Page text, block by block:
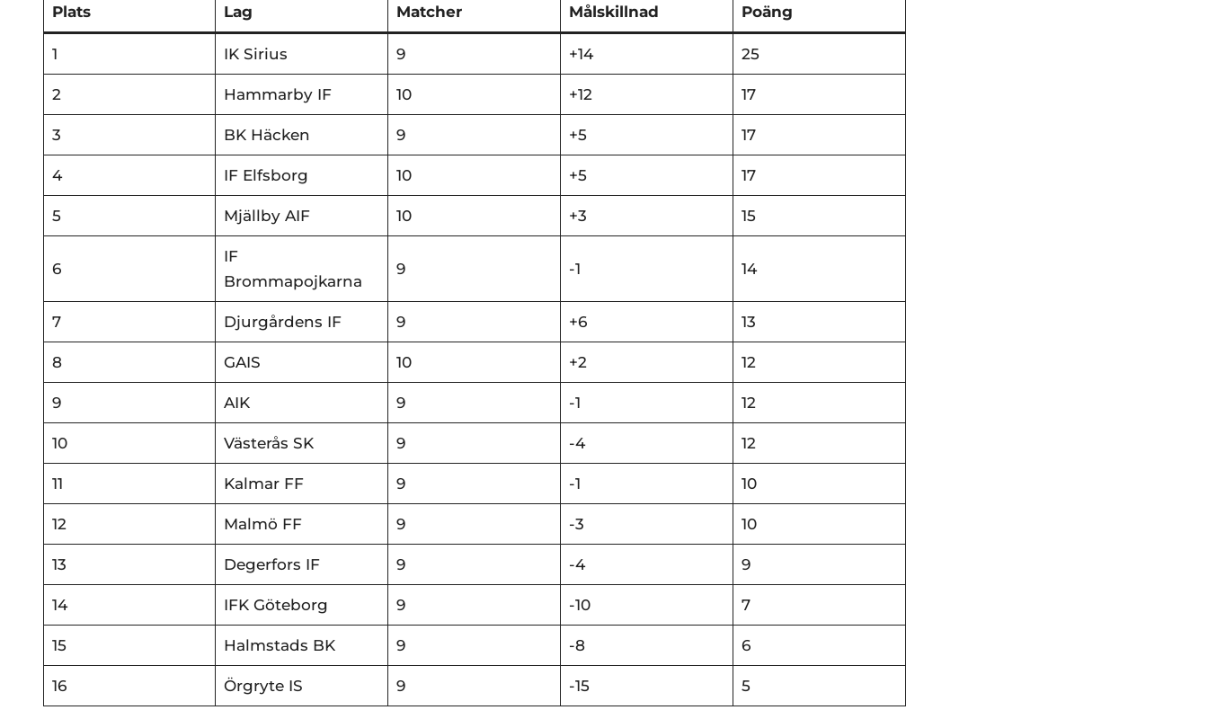
Plats Lag Matcher Målskillnad Poäng
1 IK Sirius 9 +14 25
2 Hammarby IF 10 +12 17
3 BK Häcken 9 +5 17
4 IF Elfsborg 10 +5 17
5 Mjällby AIF 10 +3 15
6
IF
Brommapojkarna
9 -1 14
7 Djurgårdens IF 9 +6 13
8 GAIS 10 +2 12
9 AIK 9 -1 12
10 Västerås SK 9 -4 12
11 Kalmar FF 9 -1 10
12 Malmö FF 9 -3 10
13 Degerfors IF 9 -4 9
14 IFK Göteborg 9 -10 7
15 Halmstads BK 9 -8 6
16 Örgryte IS 9 -15 5